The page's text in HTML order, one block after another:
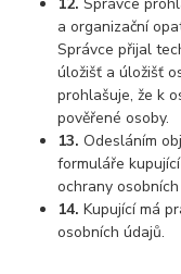
a organizační
Správce přijal
úložišť a úložišť
prohlašuje, že k
pověřené osoby.
13. Odesláním
formuláře
ochrany
14. Kupující má
osobních údajů.